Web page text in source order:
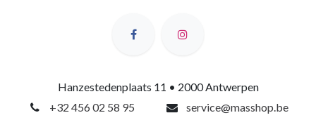
Hanzestedenplaats 11 • 2000 Antwerpen
+32 456 02 58 95
service@masshop.be